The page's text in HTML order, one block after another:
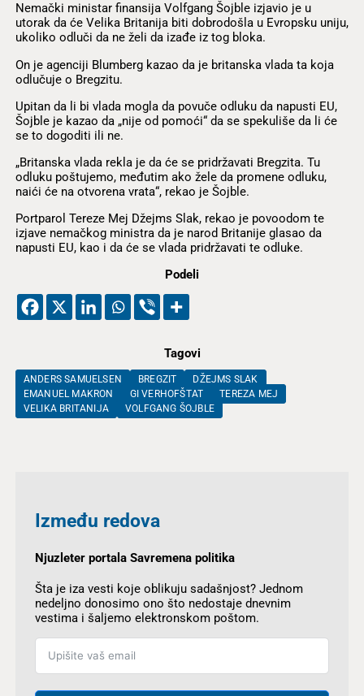
Nemački ministar finansija Volfgang Šojble izjavio je u
utorak da će Velika Britanija biti dobrodošla u Evropsku uniju,
ukoliko odluči da ne želi da izađe iz tog bloka.
On je agenciji Blumberg kazao da je britanska vlada ta koja
odlučuje o Bregzitu.
Upitan da li bi vlada mogla da povuče odluku da napusti EU,
Šojble je kazao da „nije od pomoći“ da se spekuliše da li će
se to dogoditi ili ne.
„Britanska vlada rekla je da će se pridržavati Bregzita. Tu
odluku poštujemo, međutim ako žele da promene odluku,
naići će na otvorena vrata“, rekao je Šojble.
Portparol Tereze Mej Džejms Slak, rekao je povoodom te
izjave nemačkog ministra da je narod Britanije glasao da
napusti EU, kao i da će se vlada pridržavati te odluke.
Podeli
Tagovi
ANDERS SAMUELSEN BREGZIT
DŽEJMS SLAK
EMANUEL MAKRON
GI VERHOFŠTAT
TEREZA MEJ
VELIKA BRITANIJA
VOLFGANG ŠOJBLE
Između redova
Njuzleter portala Savremena politika
Šta je iza vesti koje oblikuju sadašnjost? Jednom
nedeljno donosimo ono što nedostaje dnevnim
vestima i šaljemo elektronskom poštom.